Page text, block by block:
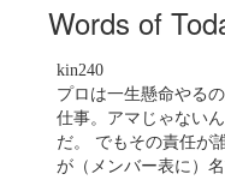
Words of
kin240
プロは一生懸命やる
仕事。アマじゃない
だ。 でもその責任が
が（メンバー表に）